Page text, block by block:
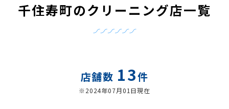
千住寿町のクリーニング店一覧
店舗数 13件
※2024年07月01日現在